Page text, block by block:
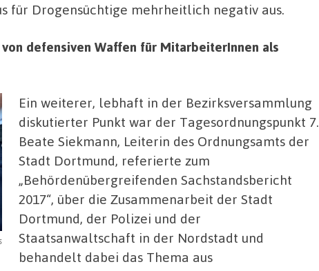
für Drogensüchtige mehrheitlich negativ aus.
defensiven Waffen für MitarbeiterInnen als
Ein weiterer, lebhaft in der Bezirksversammlung
diskutierter Punkt war der Tagesordnungspunkt 7.
Beate Siekmann, Leiterin des Ordnungsamts der
Stadt Dortmund, referierte zum
„Behördenübergreifenden Sachstandsbericht
2017“, über die Zusammenarbeit der Stadt
Dortmund, der Polizei und der
Staatsanwaltschaft in der Nordstadt und
behandelt dabei das Thema aus